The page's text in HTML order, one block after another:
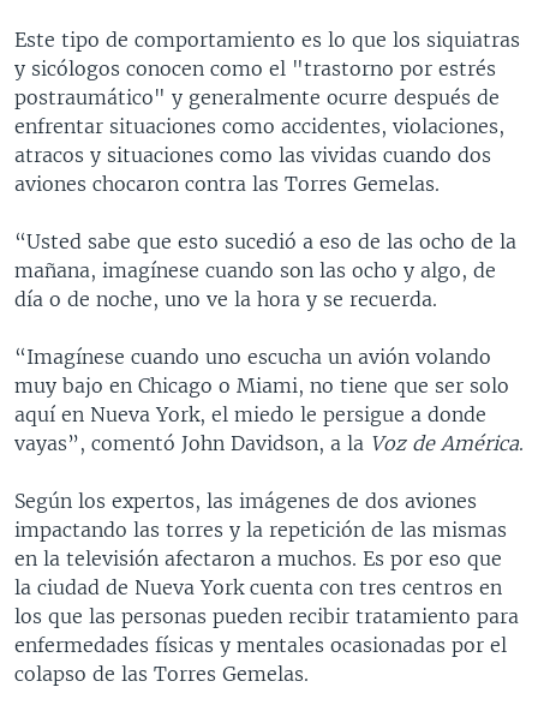
Este tipo de comportamiento es lo que los siquiatras
y sicólogos conocen como el "trastorno por estrés
postraumático" y generalmente ocurre después de
enfrentar situaciones como accidentes, violaciones,
atracos y situaciones como las vividas cuando dos
aviones chocaron contra las Torres Gemelas.
“Usted sabe que esto sucedió a eso de las ocho de la
mañana, imagínese cuando son las ocho y algo, de
día o de noche, uno ve la hora y se recuerda.
“Imagínese cuando uno escucha un avión volando
muy bajo en Chicago o Miami, no tiene que ser solo
aquí en Nueva York, el miedo le persigue a donde
vayas”, comentó John Davidson, a la Voz de América.
Según los expertos, las imágenes de dos aviones
impactando las torres y la repetición de las mismas
en la televisión afectaron a muchos. Es por eso que
la ciudad de Nueva York cuenta con tres centros en
los que las personas pueden recibir tratamiento para
enfermedades físicas y mentales ocasionadas por el
colapso de las Torres Gemelas.